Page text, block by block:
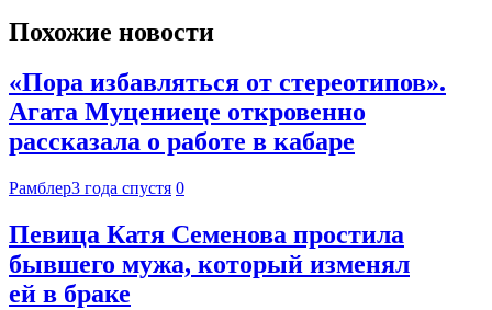
Похожие новости
«Пора избавляться от стереотипов».
Агата Муцениеце откровенно
рассказала о работе в кабаре
Рамблер3 года спустя 0
Певица Катя Семенова простила
бывшего мужа, который изменял
ей в браке